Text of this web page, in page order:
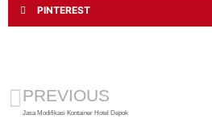
PINTEREST
PREVIOUS
Jasa Modifikasi Kontainer Hotel Depok